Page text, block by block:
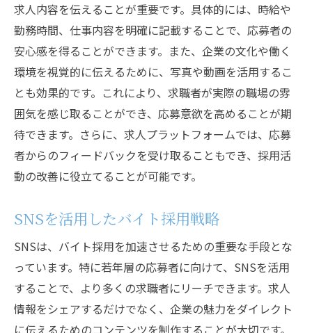
求人内容を伝えることが重要です。具体的には、時給や
勤務時間、仕事内容を明確に記載することで、応募者の
安心感を得ることができます。また、企業の文化や働く
環境を視覚的に伝えるために、写真や動画を活用するこ
とも効果的です。これにより、求職者が実際の職場の雰
囲気を感じ取ることができ、応募意欲を高めることが期
待できます。さらに、求人プラットフォームでは、応募
者からのフィードバックを受け取ることもでき、採用活
動の改善に役立てることが可能です。
SNSを活用したバイト採用戦略
SNSは、バイト採用を加速させるための重要な手段とな
っています。特に若年層の応募者に向けて、SNSを活用
することで、より多くの求職者にリーチできます。求人
情報をシェアするだけでなく、企業の魅力をダイレクト
に伝えるためのコンテンツを制作することが大切です。